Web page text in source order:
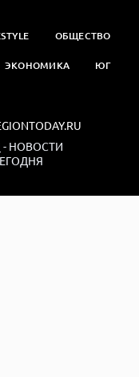
ОБЩЕСТВО
ЭКОНОМИКА ЮГ
- НОВОСТИ